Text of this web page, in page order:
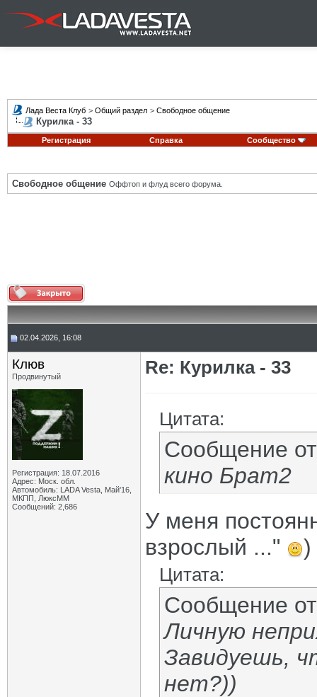
Лада Веста Клуб > Общий раздел > Свободное общение
Курилка - 33
Регистрация Справка Сообщество
Свободное общение Оффтоп и флуд всего форума.
02.04.2026, 16:08
Клюв
Продвинутый
Регистрация: 18.07.2016
Адрес: Моск. обл.
Автомобиль: LADA Vesta, Май'16,
МКПП, ЛюксММ
Сообщений: 2,686
Re: Курилка - 33
Цитата:
Сообщение
кино Брат2
У меня
взрослый ..."
)
Цитата:
Сообщение
Личную
Завидуешь,
нет?))